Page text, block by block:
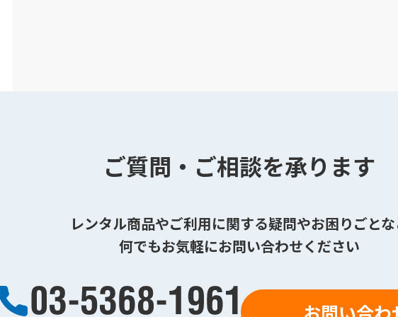
ご質問・ご相談を承ります
レンタル商品やご利用に関する疑問やお困りごと
何でもお気軽にお問い合わせください